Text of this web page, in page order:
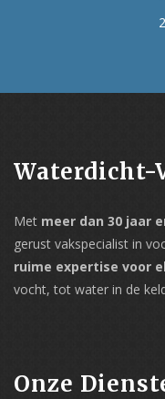
Met meer dan 30 jaar
gerust vakspecialist in
ruime expertise voor
vocht, tot water in de
Onze